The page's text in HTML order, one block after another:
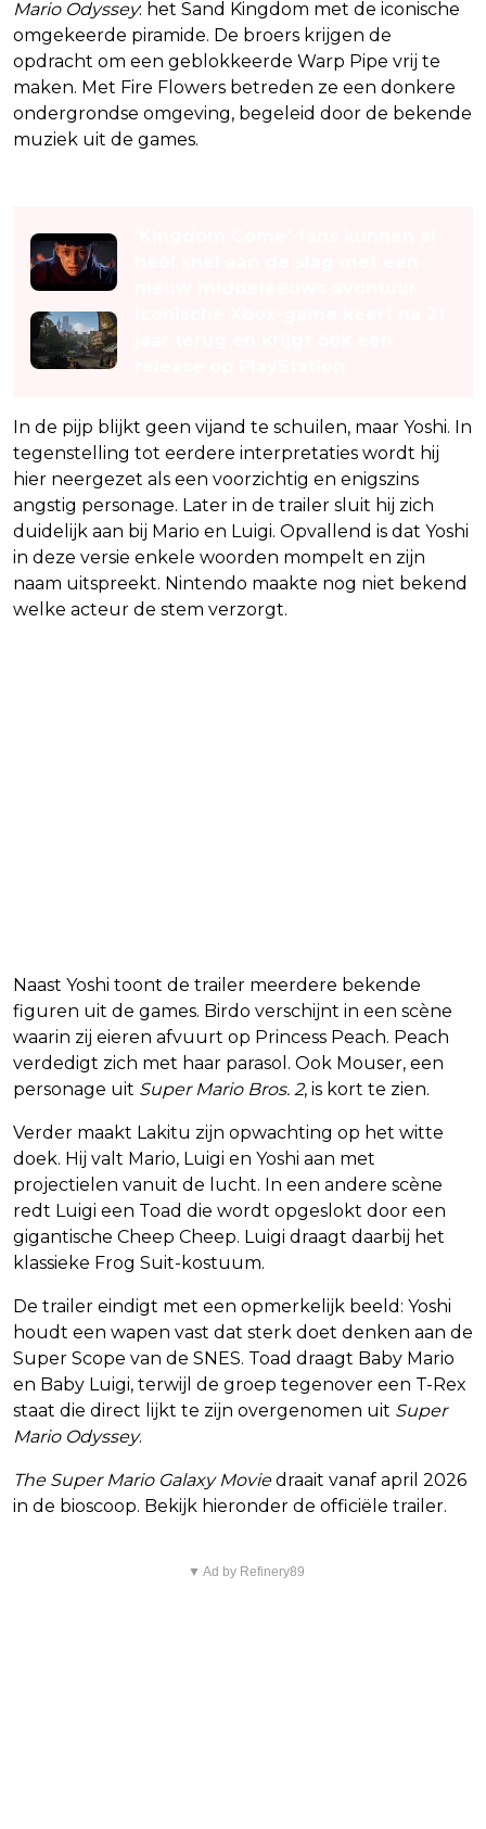
Mario Odyssey: het Sand Kingdom met de iconische
omgekeerde piramide. De broers krijgen de
opdracht om een geblokkeerde Warp Pipe vrij te
maken. Met Fire Flowers betreden ze een donkere
ondergrondse omgeving, begeleid door de bekende
muziek uit de games.
In de pijp blijkt geen vijand te schuilen, maar Yoshi. In
tegenstelling tot eerdere interpretaties wordt hij
hier neergezet als een voorzichtig en enigszins
angstig personage. Later in de trailer sluit hij zich
duidelijk aan bij Mario en Luigi. Opvallend is dat Yoshi
in deze versie enkele woorden mompelt en zijn
naam uitspreekt. Nintendo maakte nog niet bekend
welke acteur de stem verzorgt.
Naast Yoshi toont de trailer meerdere bekende
figuren uit de games. Birdo verschijnt in een scène
waarin zij eieren afvuurt op Princess Peach. Peach
verdedigt zich met haar parasol. Ook Mouser, een
personage uit Super Mario Bros. 2, is kort te zien.
Verder maakt Lakitu zijn opwachting op het witte
doek. Hij valt Mario, Luigi en Yoshi aan met
projectielen vanuit de lucht. In een andere scène
redt Luigi een Toad die wordt opgeslokt door een
gigantische Cheep Cheep. Luigi draagt daarbij het
klassieke Frog Suit-kostuum.
De trailer eindigt met een opmerkelijk beeld: Yoshi
houdt een wapen vast dat sterk doet denken aan de
Super Scope van de SNES. Toad draagt Baby Mario
en Baby Luigi, terwijl de groep tegenover een T-Rex
staat die direct lijkt te zijn overgenomen uit Super
Mario Odyssey.
The Super Mario Galaxy Moviedraait vanaf april 2026
in de bioscoop. Bekijk hieronder de officiële trailer.
▼ Ad by Refinery89